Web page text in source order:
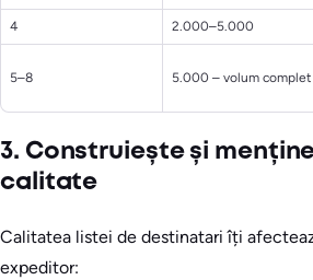
4 2.000–5.000
5–8 5.000 – volum complet
3. Construiește și
calitate
Calitatea listei de destinatari îți
expeditor: